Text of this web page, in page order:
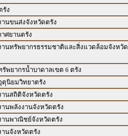
รัง
านขนส่งจังหวัดตรัง
ศยานตรัง
านทรัพยากรธรรมชาติและสิ่งแวดล้อมจังหวัด
รัพยากรน้ำบาดาลเขต 6 ตรัง
ตุนิยมวิทยาตรัง
านสถิติจังหวัดตรัง
านพลังงานจังหวัดตรัง
านพาณิชย์จังหวัดตรัง
านจังหวัดตรัง